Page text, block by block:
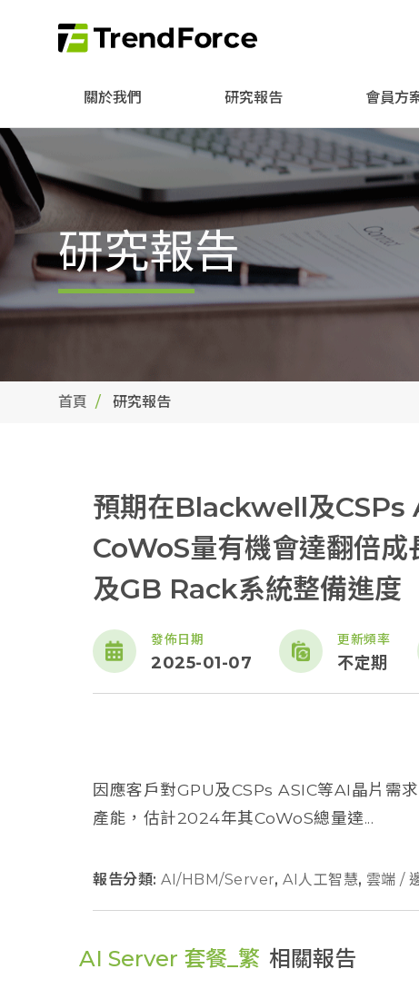
關於我們 研究報告 會員方
研究報告
首頁 研究報告
預期在Blackwell及CSPs
CoWoS量有機會達翻倍
及GB Rack系統整備進度
發佈日期
2025-01-07
更新頻率
不定期
因應客戶對GPU及CSPs ASIC等AI晶片需
產能，估計2024年其CoWoS總量達...
報告分類: AI/HBM/Server, AI人工智慧, 雲端 /
AI Server 套餐_繁 相關報告